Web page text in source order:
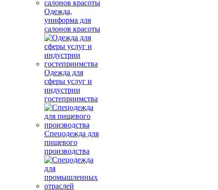
Одежда,
униформа для
салонов красоты
Одежда для
сферы услуг и
индустрии
гостеприимства
Спецодежда для
пищевого
производства